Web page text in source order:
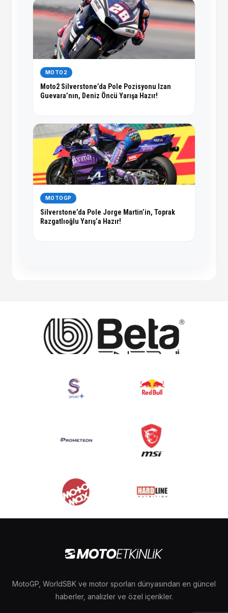
MOTO2
Moto2 Silverstone’da Pole Pozisyonu Izan
Guevara’nın, Deniz Öncü Yarışa Hazır!
MOTOGP
Silverstone’da Pole Jorge Martin’in, Toprak
Razgatlıoğlu Yarış’a Hazır!
MotoGP, WorldSBK ve motor sporları dünyasından en güncel
haberler, analizler ve özel içerikler.